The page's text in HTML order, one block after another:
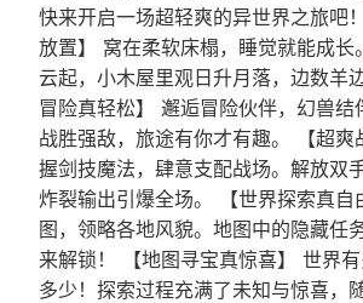
快来开启一场超轻爽的异世界之旅吧
放置】 窝在柔软床榻，睡觉就能成长
云起，小木屋里观日升月落，边数羊
冒险真轻松】 邂逅冒险伙伴，幻兽结
战胜强敌，旅途有你才有趣。 【超爽
握剑技魔法，肆意支配战场。解放双
炸裂输出引爆全场。 【世界探索真自
图，领略各地风貌。地图中的隐藏任
来解锁！ 【地图寻宝真惊喜】 世界
多少！探索过程充满了未知与惊喜，